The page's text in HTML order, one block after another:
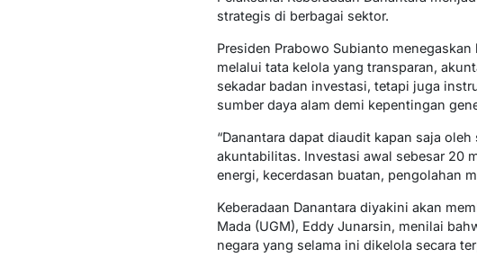
strategis di berbagai sektor.
Presiden Prabowo Subianto
melalui tata kelola yang transparan,
sekadar badan investasi, tetapi juga
sumber daya alam demi kepentingan
“Danantara dapat diaudit kapan saja
akuntabilitas. Investasi awal sebesar 20
energi, kecerdasan buatan, pengolahan
Keberadaan Danantara diyakini akan
Mada (UGM), Eddy Junarsin, menilai
negara yang selama ini dikelola secara